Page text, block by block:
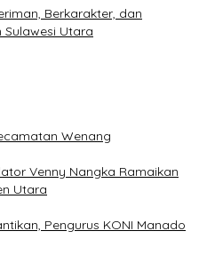
Berkarakter, dan
Utara
Wenang
Venny Nangka Ramaikan
Utara
Pengurus KONI Manado